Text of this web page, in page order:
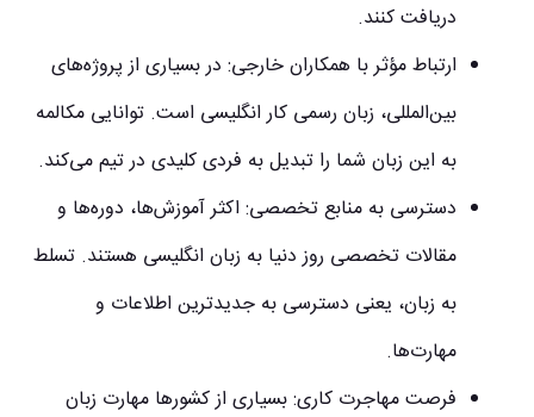
دریافت کنند.
ارتباط مؤثر با همکاران خارجی: در بسیاری از پروژه‌های
بین‌المللی، زبان رسمی کار انگلیسی است. توانایی مکالمه
به این زبان شما را تبدیل به فردی کلیدی در تیم می‌کند.
دسترسی به منابع تخصصی: اکثر آموزش‌ها، دوره‌ها و
مقالات تخصصی روز دنیا به زبان انگلیسی هستند. تسلط
به زبان، یعنی دسترسی به جدیدترین اطلاعات و
مهارت‌ها.
فرصت مهاجرت کاری:بسیاری از کشورها مهارت زبان